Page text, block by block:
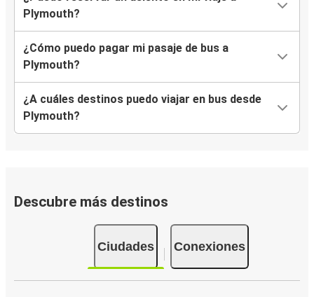
Plymouth?
¿Cómo puedo pagar mi pasaje de bus a
Plymouth?
¿A cuáles destinos puedo viajar en bus desde
Plymouth?
Descubre más destinos
Ciudades Conexiones